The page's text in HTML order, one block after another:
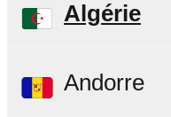
Algérie
Andorre